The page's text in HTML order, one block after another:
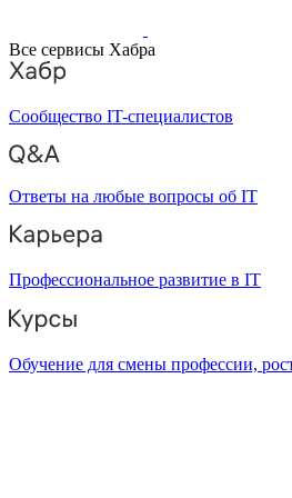
Все сервисы Хабра
Сообщество IT-специалистов
Ответы на любые вопросы об IT
Профессиональное развитие в IT
Обучение для смены профессии,